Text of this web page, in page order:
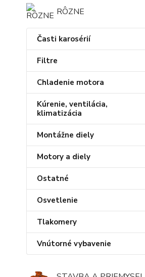
RÔZNE
Časti karosérií
Filtre
Chladenie motora
Kúrenie, ventilácia,
klimatizácia
Montážne diely
Motory a diely
Ostatné
Osvetlenie
Tlakomery
Vnútorné vybavenie